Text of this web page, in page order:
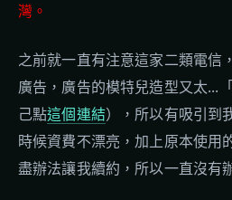
灣。
之前就一直有注意這家二類電信
廣告，廣告的模特兒造型又太...
己點這個連結），所以有吸引到
時候資費不漂亮，加上原本使用
盡辦法讓我續約，所以一直沒有